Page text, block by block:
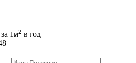
за 1м2 в год